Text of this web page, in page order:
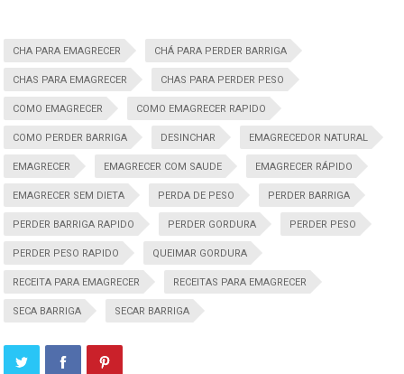
CHA PARA EMAGRECER CHÁ PARA PERDER BARRIGA
CHAS PARA EMAGRECER CHAS PARA PERDER PESO
COMO EMAGRECER COMO EMAGRECER RAPIDO
COMO PERDER BARRIGA DESINCHAR EMAGRECEDOR NATURAL
EMAGRECER EMAGRECER COM SAUDE EMAGRECER RÁPIDO
EMAGRECER SEM DIETA PERDA DE PESO PERDER BARRIGA
PERDER BARRIGA RAPIDO PERDER GORDURA PERDER PESO
PERDER PESO RAPIDO QUEIMAR GORDURA
RECEITA PARA EMAGRECER RECEITAS PARA EMAGRECER
SECA BARRIGA SECAR BARRIGA